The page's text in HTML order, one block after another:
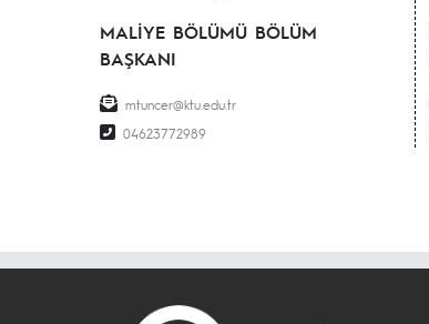
MALİYE BÖLÜMÜ BÖLÜM
BAŞKANI
mtuncer@ktu.edu.tr
04623772989